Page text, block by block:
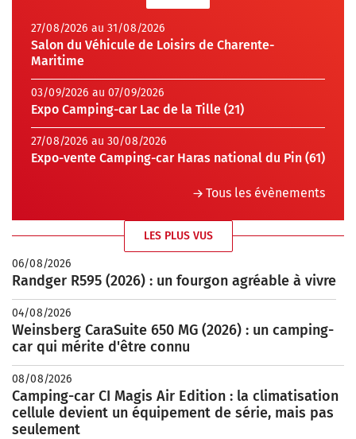
27/08/2026 au 31/08/2026
Salon du Véhicule de Loisirs de Charente-
Maritime
03/09/2026 au 07/09/2026
Expo Camping-car Lac de la Tille (21)
27/08/2026 au 30/08/2026
Expo-vente Camping-car Haras national du Pin (61)
Tous les évènements
LES PLUS VUS
06/08/2026
Randger R595 (2026) : un fourgon agréable à vivre
04/08/2026
Weinsberg CaraSuite 650 MG (2026) : un camping-
car qui mérite d'être connu
08/08/2026
Camping-car CI Magis Air Edition : la climatisation
cellule devient un équipement de série, mais pas
seulement